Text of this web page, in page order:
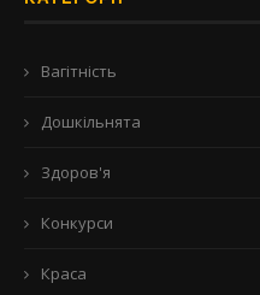
Вагітність
Дошкільнята
Здоров'я
Конкурси
Краса